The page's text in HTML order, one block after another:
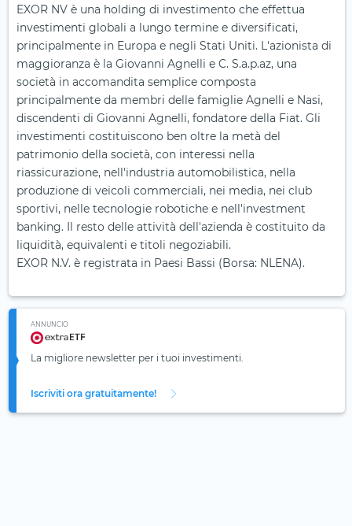
EXOR NV è una holding di investimento che effettua
investimenti globali a lungo termine e diversificati,
principalmente in Europa e negli Stati Uniti. L'azionista di
maggioranza è la Giovanni Agnelli e C. S.a.p.az, una
società in accomandita semplice composta
principalmente da membri delle famiglie Agnelli e Nasi,
discendenti di Giovanni Agnelli, fondatore della Fiat. Gli
investimenti costituiscono ben oltre la metà del
patrimonio della società, con interessi nella
riassicurazione, nell'industria automobilistica, nella
produzione di veicoli commerciali, nei media, nei club
sportivi, nelle tecnologie robotiche e nell'investment
banking. Il resto delle attività dell'azienda è costituito da
liquidità, equivalenti e titoli negoziabili.
EXOR N.V. è registrata in Paesi Bassi (Borsa: NLENA).
ANNUNCIO
La migliore newsletter per i tuoi investimenti.
Iscriviti ora gratuitamente!